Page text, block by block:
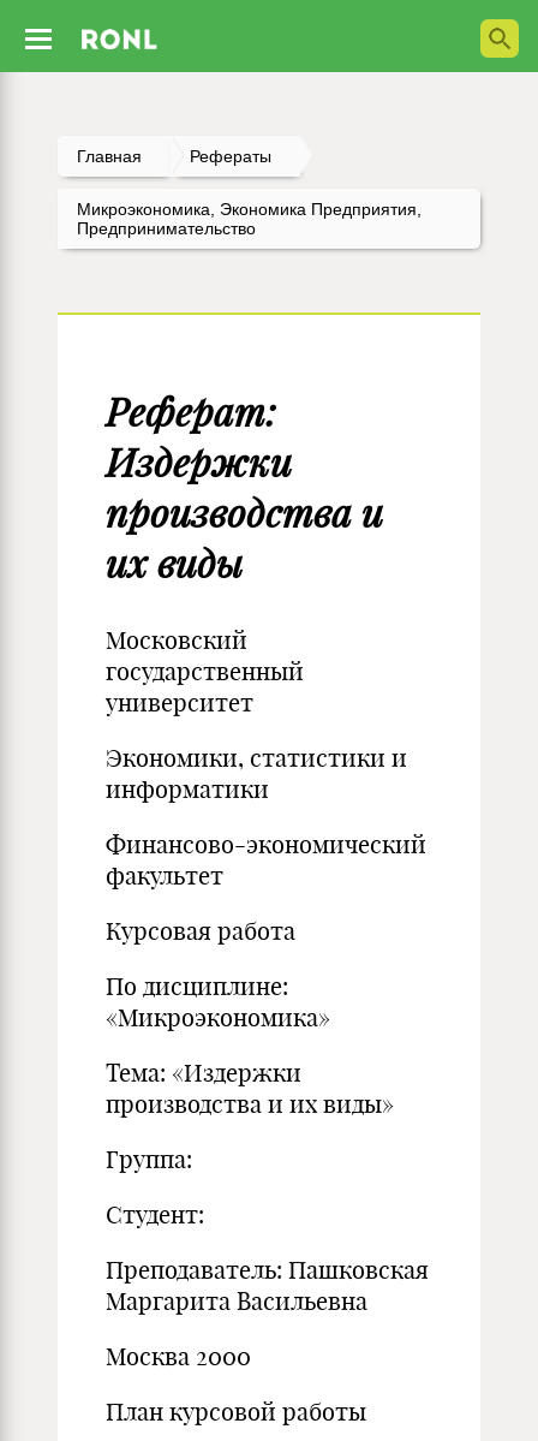
Главная Рефераты
Микроэкономика, Экономика Предприятия,
Предпринимательство
Реферат:
Издержки
производства и
их виды
Московский
государственный
университет
Экономики, статистики и
информатики
Финансово-экономический
факультет
Курсовая работа
По дисциплине:
«Микроэкономика»
Тема: «Издержки
производства и их виды»
Группа:
Студент:
Преподаватель: Пашковская
Маргарита Васильевна
Москва 2000
План курсовой работы